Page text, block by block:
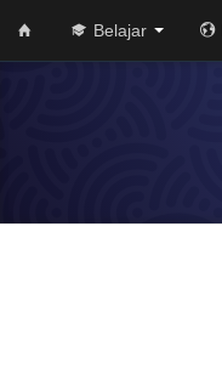
Belajar